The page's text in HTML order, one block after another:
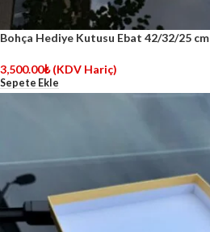
Bohça Hediye Kutusu Ebat 42/32/25 cm
3,500.00₺ (KDV Hariç)
Sepete Ekle